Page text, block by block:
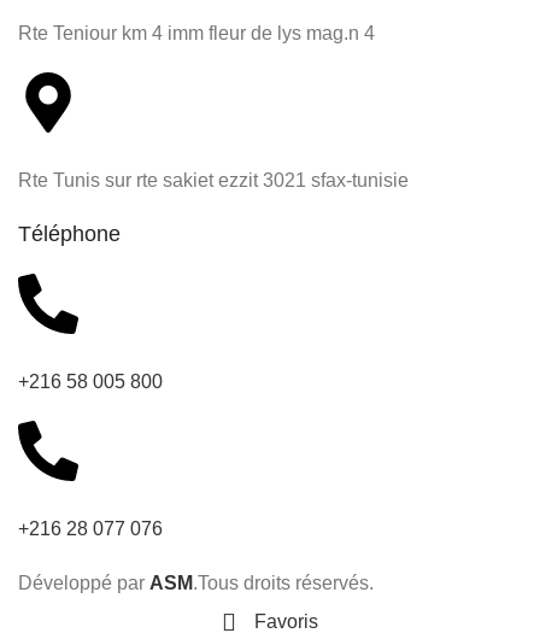
Rte Teniour km 4 imm fleur de lys mag.n 4
Rte Tunis sur rte sakiet ezzit 3021 sfax-tunisie
Téléphone
+216 58 005 800
+216 28 077 076
Développé par ASM.Tous droits réservés.
Favoris